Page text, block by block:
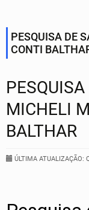
PESQUISA DE
CONTI
MICHELI
BALTHAR
ÚLTIMA ATUALIZAÇÃO: